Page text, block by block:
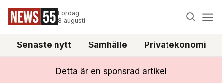
Lördag
8 augusti
Senaste nytt Samhälle Privatekonomi
Detta är en sponsrad artikel